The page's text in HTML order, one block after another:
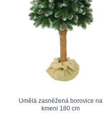
Umělá zasněžená borovice na
kmeni 180 cm